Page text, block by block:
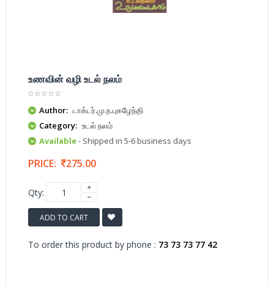
உணவின் வழி உடல் நலம்
Author: டாக்டர்.மு.ந.புகழேந்தி
Category: உடல் நலம்
Available- Shipped in 5-6 business days
PRICE: 275.00
Qty:
ADD TO CART
To order this product by phone : 73 73 73 77 42